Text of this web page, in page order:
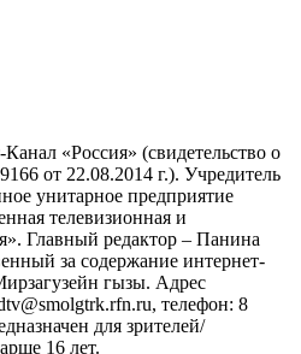
«Россия» (свидетельство о
от 22.08.2014 г.). Учредитель
унитарное предприятие
телевизионная и
Главный редактор – Панина
за содержание интернет-
гызы. Адрес
телефон: 8
для зрителей/
16 лет.